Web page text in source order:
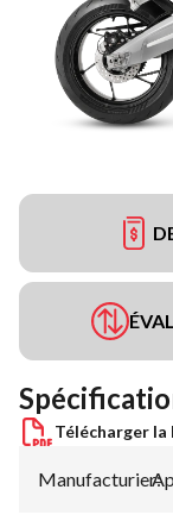
Télécharger la
Manufacturier: